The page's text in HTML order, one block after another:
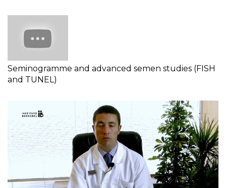
Seminogramme and advanced semen studies (FISH
and TUNEL)